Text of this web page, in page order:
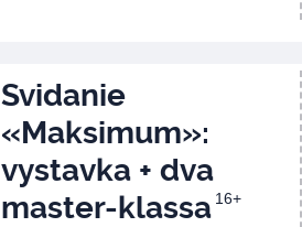
Svidanie
«Maksimum»:
vystavka + dva
master-klassa 16+